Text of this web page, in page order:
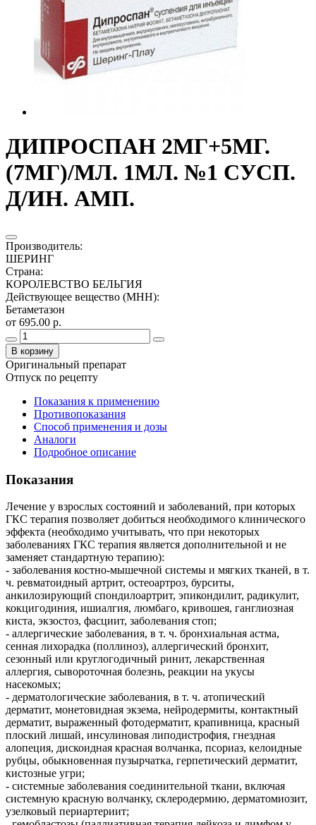
ДИПРОСПАН 2МГ+5МГ.
(7МГ)/МЛ. 1МЛ. №1 СУСП.
Д/ИН. АМП.
Производитель:
ШЕРИНГ
Страна:
КОРОЛЕВСТВО БЕЛЬГИЯ
Действующее вещество (МНН):
Бетаметазон
от 695.00 р.
В корзину
Оригинальный препарат
Отпуск по рецепту
Показания к применению
Противопоказания
Способ применения и дозы
Аналоги
Подробное описание
Показания
Лечение у взрослых состояний и заболеваний, при которых
ГКС терапия позволяет добиться необходимого клинического
эффекта (необходимо учитывать, что при некоторых
заболеваниях ГКС терапия является дополнительной и не
заменяет стандартную терапию):
- заболевания костно-мышечной системы и мягких тканей, в т.
ч. ревматоидный артрит, остеоартроз, бурситы,
анкилозирующий спондилоартрит, эпикондилит, радикулит,
кокцигодиния, ишиалгия, люмбаго, кривошея, ганглиозная
киста, экзостоз, фасциит, заболевания стоп;
- аллергические заболевания, в т. ч. бронхиальная астма,
сенная лихорадка (поллиноз), аллергический бронхит,
сезонный или круглогодичный ринит, лекарственная
аллергия, сывороточная болезнь, реакции на укусы
насекомых;
- дерматологические заболевания, в т. ч. атопический
дерматит, монетовидная экзема, нейродермиты, контактный
дерматит, выраженный фотодерматит, крапивница, красный
плоский лишай, инсулиновая липодистрофия, гнездная
алопеция, дискоидная красная волчанка, псориаз, келоидные
рубцы, обыкновенная пузырчатка, герпетический дерматит,
кистозные угри;
- системные заболевания соединительной ткани, включая
системную красную волчанку, склеродермию, дерматомиозит,
узелковый периартериит;